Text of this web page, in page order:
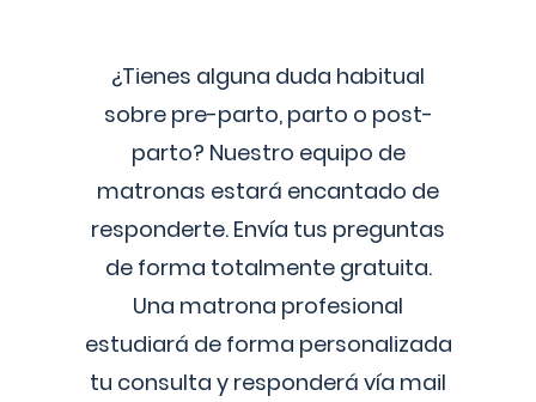
¿Tienes alguna duda habitual
sobre pre-parto, parto o post-
parto? Nuestro equipo de
matronas estará encantado de
responderte. Envía tus preguntas
de forma totalmente gratuita.
Una matrona profesional
estudiará de forma personalizada
tu consulta y responderá vía mail